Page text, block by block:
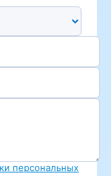
персональных